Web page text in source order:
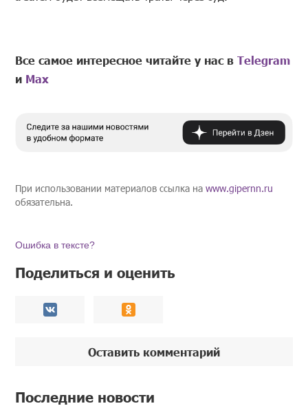
Все самое интересное читайте у нас вTelegram
и Mах
При использовании материалов ссылка наwww.gipernn.ru
обязательна.
Ошибка в тексте?
Поделиться и оценить
Оставить комментарий
Последние новости